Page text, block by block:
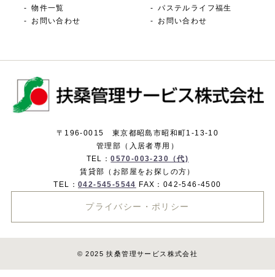
物件一覧
お問い合わせ
パステルライフ福生
お問い合わせ
〒196-0015 東京都昭島市昭和町1-13-10
管理部（入居者専用）
TEL：0570-003-230（代)
賃貸部（お部屋をお探しの方）
TEL： 042-545-5544 FAX：042-546-4500
プライバシー・ポリシー
© 2025 扶桑管理サービス株式会社